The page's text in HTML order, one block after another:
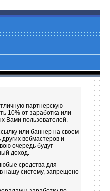
партнерскую
10% от заработка или
Вами пользователей.
или баннер на своем
вебмастеров и
очередь будут
доход.
средства для
нашу систему, запрещено